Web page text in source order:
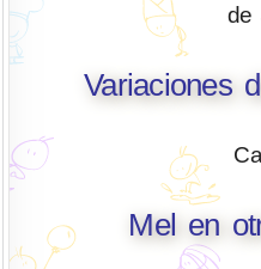
de
Variaciones
Mel en